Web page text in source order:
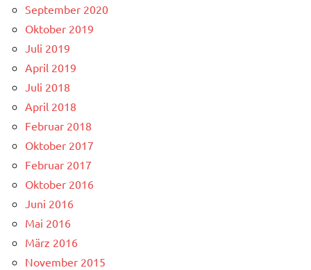
September 2020
Oktober 2019
Juli 2019
April 2019
Juli 2018
April 2018
Februar 2018
Oktober 2017
Februar 2017
Oktober 2016
Juni 2016
Mai 2016
März 2016
November 2015